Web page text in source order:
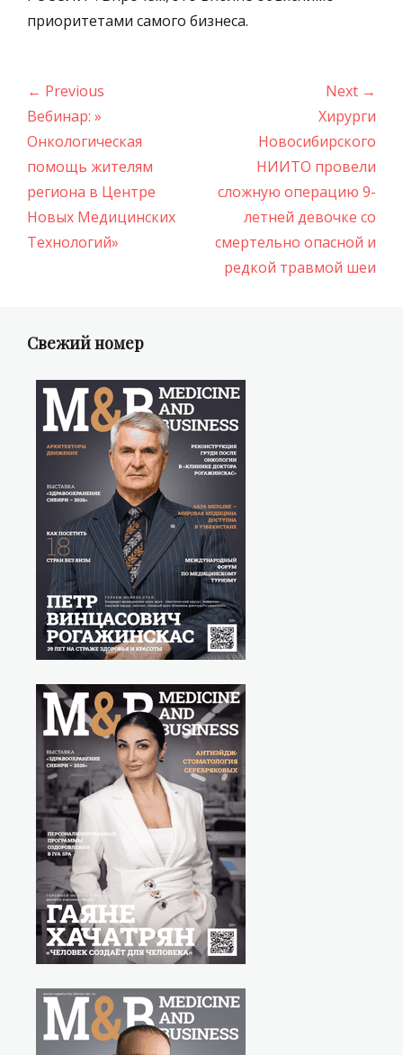
приоритетами самого бизнеса.
Навигация
по
записям
← Previous
Previous
post:
Вебинар: »
Онкологическая
помощь жителям
региона в Центре
Новых Медицинских
Технологий»
Next →
Хирурги
Новосибирского
НИИТО провели
сложную операцию 9-
летней девочке со
смертельно опасной и
редкой травмой шеи
Свежий номер